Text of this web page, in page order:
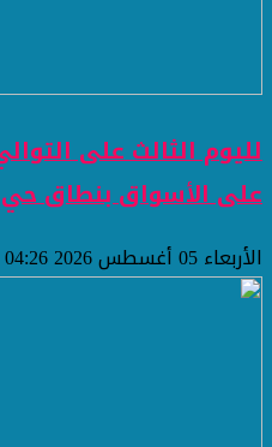
لليوم الثالث على
على الأسواق بنطاق حي
الأربعاء 05 أغسطس 2026 04:26 مساءً